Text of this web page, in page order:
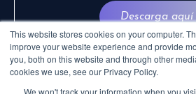
This website stores cookies on your computer.
improve your website experience and provide
you, both on this website and through other
cookies we use, see our Privacy Policy.
We won't track your information when you
Descarga aquí